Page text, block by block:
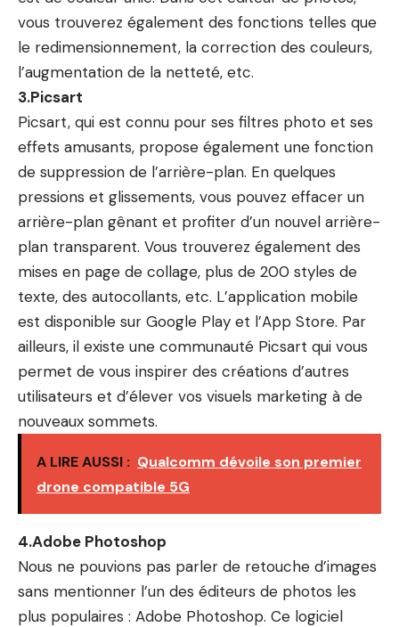
vous trouverez également des fonctions telles que
le redimensionnement, la correction des couleurs,
l’augmentation de la netteté, etc.
3.Picsart
Picsart, qui est connu pour ses filtres photo et ses
effets amusants, propose également une fonction
de suppression de l’arrière-plan. En quelques
pressions et glissements, vous pouvez effacer un
arrière-plan gênant et profiter d’un nouvel arrière-
plan transparent. Vous trouverez également des
mises en page de collage, plus de 200 styles de
texte, des autocollants, etc. L’application mobile
est disponible sur Google Play et l’App Store. Par
ailleurs, il existe une communauté Picsart qui vous
permet de vous inspirer des créations d’autres
utilisateurs et d’élever vos visuels marketing à de
nouveaux sommets.
A LIRE AUSSI : Qualcomm dévoile son premier
drone compatible 5G
4.Adobe Photoshop
Nous ne pouvions pas parler de retouche d’images
sans mentionner l’un des éditeurs de photos les
plus populaires : Adobe Photoshop. Ce logiciel